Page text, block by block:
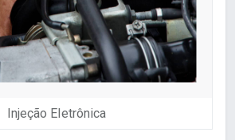
Injeção Eletrônica